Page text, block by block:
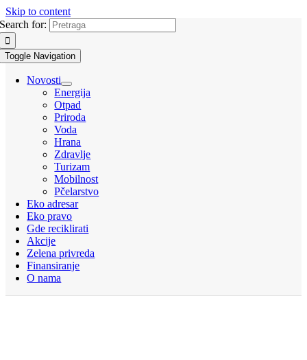
Skip to content
Search for:
Toggle Navigation
Novosti
Energija
Otpad
Priroda
Voda
Hrana
Zdravlje
Turizam
Mobilnost
Pčelarstvo
Eko adresar
Eko pravo
Gde reciklirati
Akcije
Zelena privreda
Finansiranje
O nama